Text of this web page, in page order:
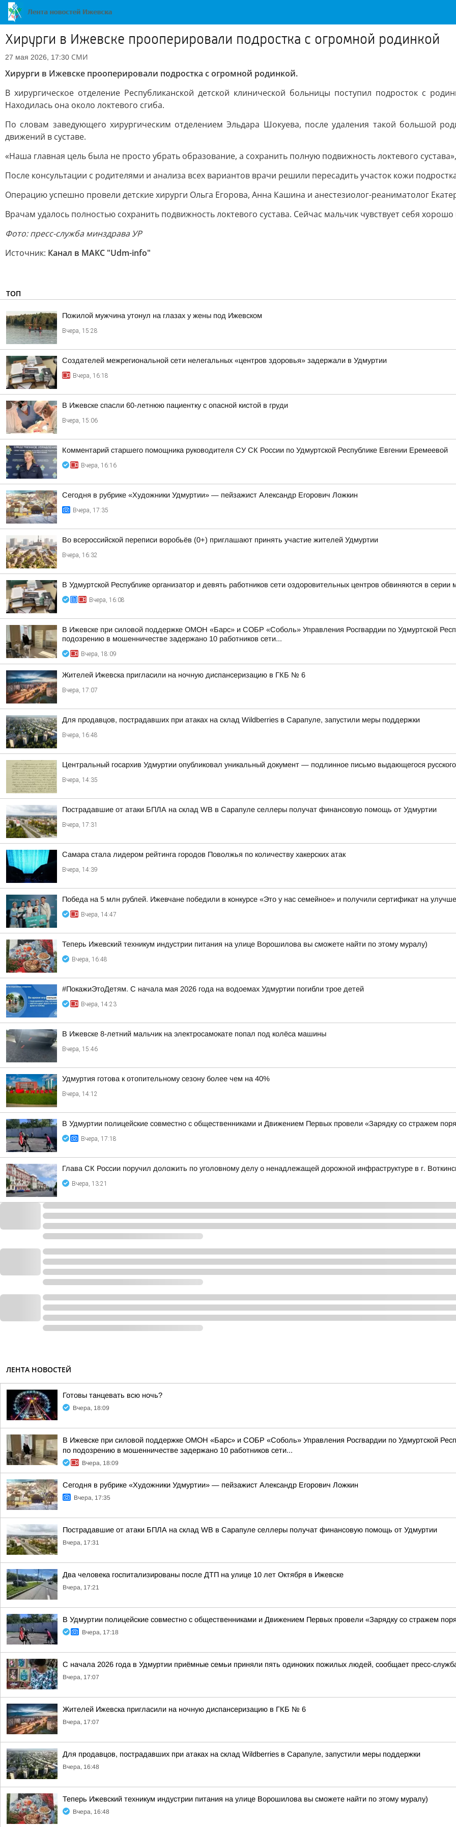
Хирурги в Ижевске прооперировали подростка с огромной родинкой
27 мая 2026, 17:30 СМИ
Хирурги в Ижевске прооперировали подростка с огромной родинкой.
В хирургическое отделение Республиканской детской клинической больницы поступил подросток с
Находилась она около локтевого сгиба.
По словам заведующего хирургическим отделением Эльдара Шокуева, после удаления такой большой
движений в суставе.
«Наша главная цель была не просто убрать образование, а сохранить полную подвижность локтевого
После консультации с родителями и анализа всех вариантов врачи решили пересадить участок кожи
Операцию успешно провели детские хирурги Ольга Егорова, Анна Кашина и анестезиолог-реаниматолог
Врачам удалось полностью сохранить подвижность локтевого сустава. Сейчас мальчик чувствует себя
Фото: пресс-служба минздрава УР
Источник: Канал в МАКС "Udm-info"
ТОП
Пожилой мужчина утонул на глазах у жены под Ижевском
Вчера, 15:28
Создателей межрегиональной сети нелегальных «центров здоровья» задержали в Удмуртии
Вчера, 16:18
В Ижевске спасли 60-летнюю пациентку с опасной кистой в груди
Вчера, 15:06
Комментарий старшего помощника руководителя СУ СК России по Удмуртской Республике Евгении Еремеевой
Вчера, 16:16
Сегодня в рубрике «Художники Удмуртии» — пейзажист Александр Егорович Ложкин
Вчера, 17:35
Во всероссийской переписи воробьёв (0+) приглашают принять участие жителей Удмуртии
Вчера, 16:32
В Удмуртской Республике организатор и девять работников сети оздоровительных центров обвиняются в серии
Вчера, 16:08
В Ижевске при силовой поддержке ОМОН «Барс» и СОБР «Соболь» Управления Росгвардии по Удмуртской
подозрению в мошенничестве задержано 10 работников сети...
Вчера, 18:09
Жителей Ижевска пригласили на ночную диспансеризацию в ГКБ № 6
Вчера, 17:07
Для продавцов, пострадавших при атаках на склад Wildberries в Сарапуле, запустили меры поддержки
Вчера, 16:48
Центральный госархив Удмуртии опубликовал уникальный документ — подлинное письмо выдающегося
Вчера, 14:35
Пострадавшие от атаки БПЛА на склад WB в Сарапуле селлеры получат финансовую помощь от Удмуртии
Вчера, 17:31
Самара стала лидером рейтинга городов Поволжья по количеству хакерских атак
Вчера, 14:39
Победа на 5 млн рублей. Ижевчане победили в конкурсе «Это у нас семейное» и получили сертификат на
Вчера, 14:47
Теперь Ижевский техникум индустрии питания на улице Ворошилова вы сможете найти по этому муралу)
Вчера, 16:48
#ПокажиЭтоДетям. С начала мая 2026 года на водоемах Удмуртии погибли трое детей
Вчера, 14:23
В Ижевске 8-летний мальчик на электросамокате попал под колёса машины
Вчера, 15:46
Удмуртия готова к отопительному сезону более чем на 40%
Вчера, 14:12
В Удмуртии полицейские совместно с общественниками и Движением Первых провели «Зарядку со стражем
Вчера, 17:18
Глава СК России поручил доложить по уголовному делу о ненадлежащей дорожной инфраструктуре в г.
Вчера, 13:21
ЛЕНТА НОВОСТЕЙ
Готовы танцевать всю ночь?
Вчера, 18:09
В Ижевске при силовой поддержке ОМОН «Барс» и СОБР «Соболь» Управления Росгвардии по Удмуртской
по подозрению в мошенничестве задержано 10 работников сети...
Вчера, 18:09
Сегодня в рубрике «Художники Удмуртии» — пейзажист Александр Егорович Ложкин
Вчера, 17:35
Пострадавшие от атаки БПЛА на склад WB в Сарапуле селлеры получат финансовую помощь от Удмуртии
Вчера, 17:31
Два человека госпитализированы после ДТП на улице 10 лет Октября в Ижевске
Вчера, 17:21
В Удмуртии полицейские совместно с общественниками и Движением Первых провели «Зарядку со стражем
Вчера, 17:18
С начала 2026 года в Удмуртии приёмные семьи приняли пять одиноких пожилых людей, сообщает пресс-
Вчера, 17:07
Жителей Ижевска пригласили на ночную диспансеризацию в ГКБ № 6
Вчера, 17:07
Для продавцов, пострадавших при атаках на склад Wildberries в Сарапуле, запустили меры поддержки
Вчера, 16:48
Теперь Ижевский техникум индустрии питания на улице Ворошилова вы сможете найти по этому муралу)
Вчера, 16:48